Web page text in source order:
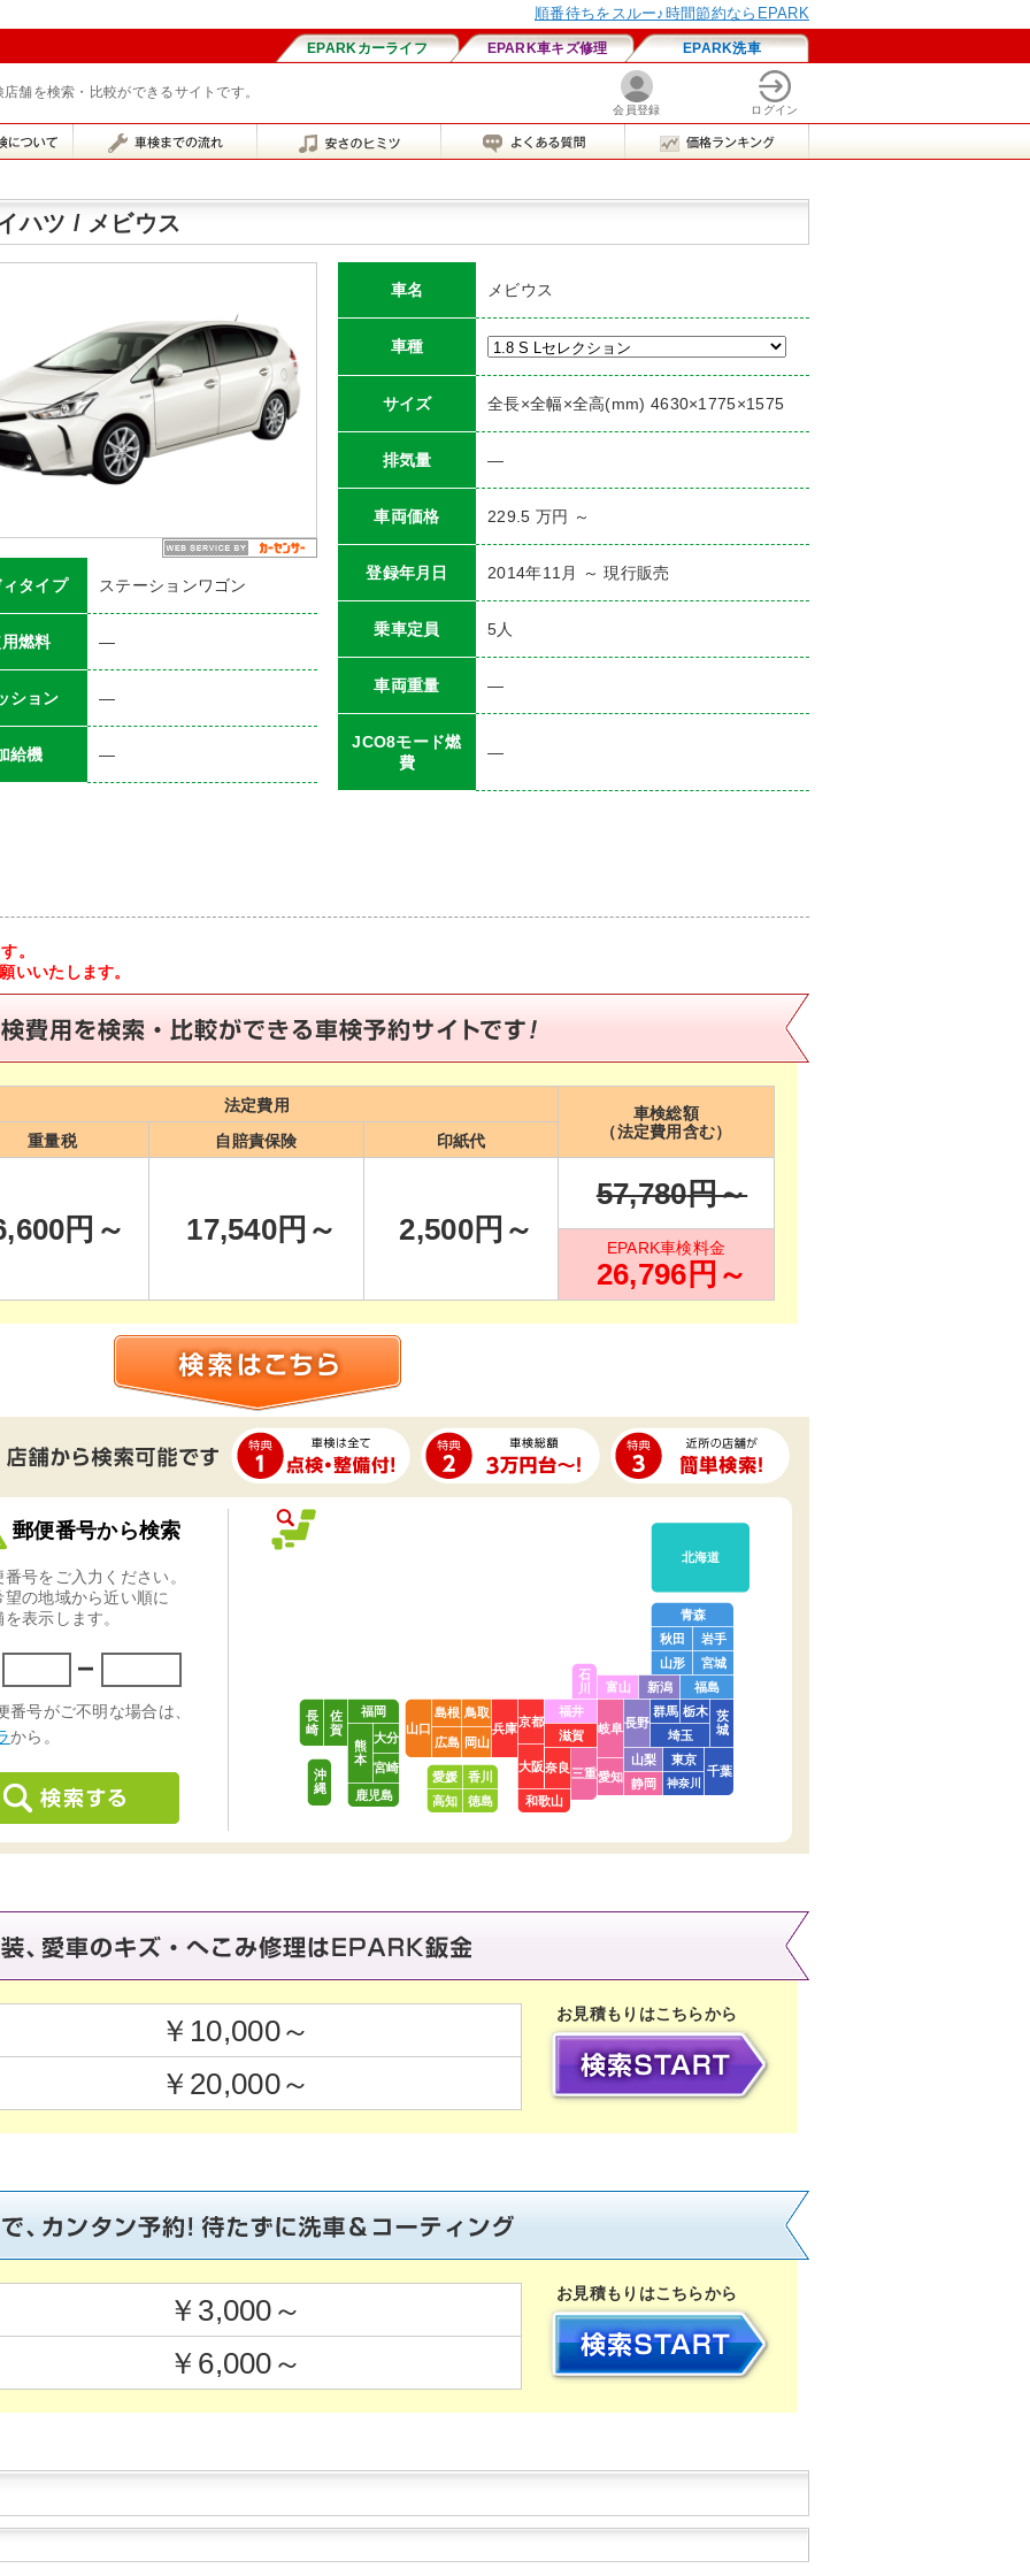
舗を検索・比較ができるサイトです。
ハツ / メビウス
タイプ ステーションワゴン
燃料 ―
ション ―
給機 ―
車名 メビウス
車種
サイズ 全長×全幅×全高(mm) 4630×1775×1575
排気量 ―
車両価格 229.5 万円 ～
登録年月日 2014年11月 ～ 現行販売
乗車定員 5人
車両重量 ―
JCO8モード燃
費
―
。
いいたします。
法定費用
車検総額
（法定費用含む）
重量税 自賠責保険 印紙代
円～ 17,540円～ 2,500円～
57,780円～
EPARK車検料金
26,796 円～
北海道
青森
岩手
宮城
秋田
山形
福島
茨
城
栃木
群馬
埼玉
千葉
東京
神奈川
新潟
山梨
長野
富山
石
川
福井
岐阜
静岡
愛知
三重
滋賀
京都
大阪
兵庫
奈良
和歌山
鳥取
岡山
島根
広島
山口
徳島
香川
愛媛
高知
福岡
佐
賀
長
崎
熊
本
大分
宮崎
鹿児島
沖
縄
￥10,000～
￥20,000～
お見積もりはこちらから
￥3,000～
￥6,000～
お見積もりはこちらから